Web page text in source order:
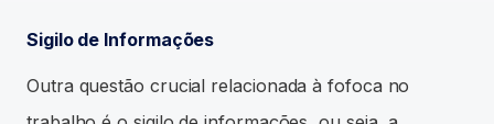
Sigilo de Informações
Outra questão crucial relacionada à fofoca no